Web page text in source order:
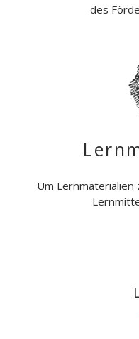
des
Um Lernmaterialien